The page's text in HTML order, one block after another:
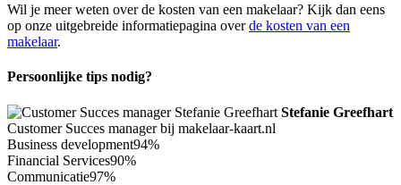
Wil je meer weten over de kosten van een makelaar? Kijk dan eens
op onze uitgebreide informatiepagina overde kosten van een
makelaar.
Persoonlijke tips nodig?
Stefanie Greefhart
Customer Succes manager bij makelaar-kaart.nl
Business development94%
Financial Services90%
Communicatie97%